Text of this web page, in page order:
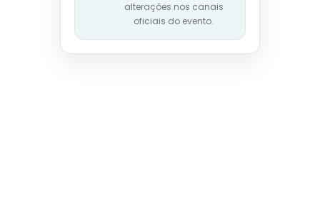
alterações nos canais
oficiais do evento.